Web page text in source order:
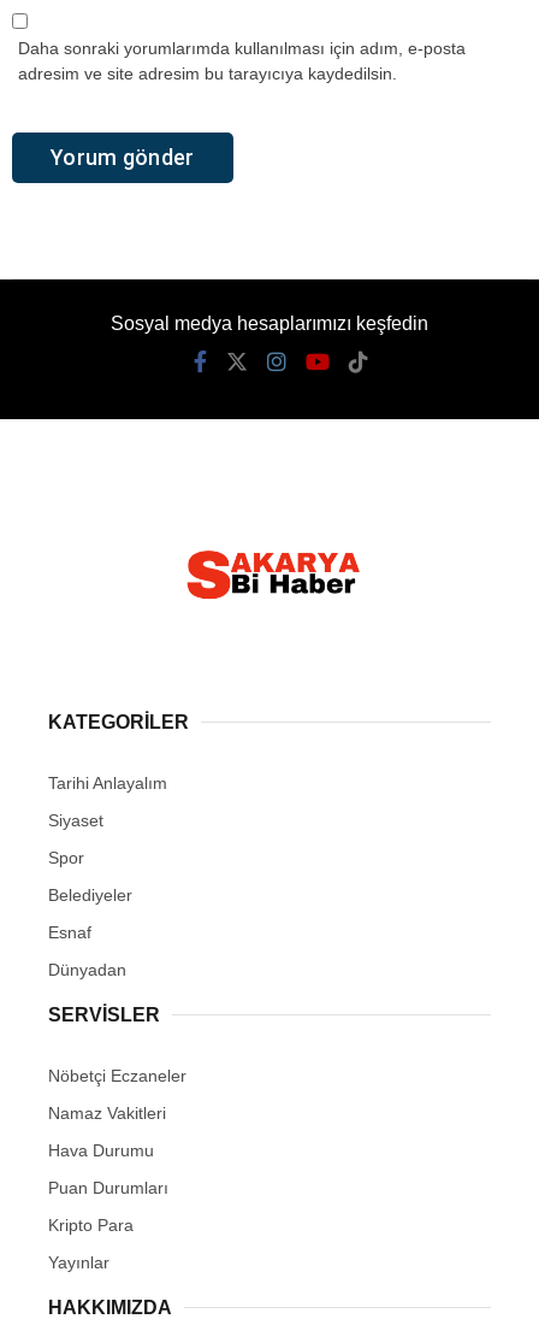
Daha sonraki yorumlarımda kullanılması için adım, e-posta
adresim ve site adresim bu tarayıcıya kaydedilsin.
Sosyal medya hesaplarımızı keşfedin
KATEGORİLER
Tarihi Anlayalım
Siyaset
Spor
Belediyeler
Esnaf
Dünyadan
SERVİSLER
Nöbetçi Eczaneler
Namaz Vakitleri
Hava Durumu
Puan Durumları
Kripto Para
Yayınlar
HAKKIMIZDA